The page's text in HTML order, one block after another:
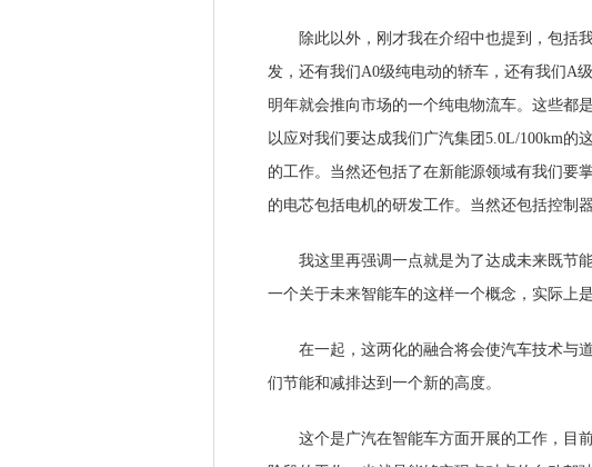
除此以外，刚才我在介绍中也提到，包括
发，还有我们A0级纯电动的轿车，还有我们A
明年就会推向市场的一个纯电物流车。这些都
以应对我们要达成我们广汽集团5.0L/100km的
的工作。当然还包括了在新能源领域有我们要
的电芯包括电机的研发工作。当然还包括控制
我这里再强调一点就是为了达成未来既节能
一个关于未来智能车的这样一个概念，实际上
在一起，这两化的融合将会使汽车技术与
们节能和减排达到一个新的高度。
这个是广汽在智能车方面开展的工作，目